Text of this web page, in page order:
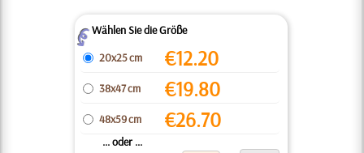
ZWählen Sie die Größe
20x25 cm
€12.20
38x47 cm €19.80
48x59 cm €26.70
... oder ...